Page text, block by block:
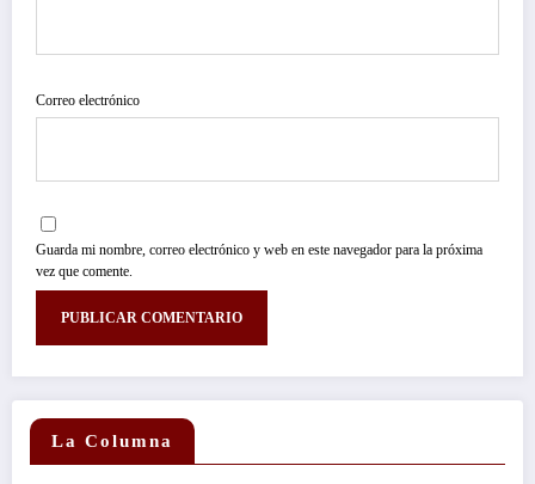
Correo electrónico
Guarda mi nombre, correo electrónico y web en este navegador para la próxima
vez que comente.
La Columna